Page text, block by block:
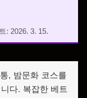
: 2026. 3. 15.
, 밤문화 코스를
다. 복잡한 베트